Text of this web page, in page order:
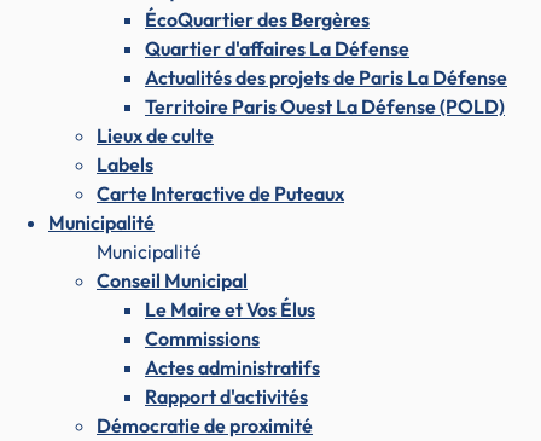
ÉcoQuartier des Bergères
Quartier d'affaires La Défense
Actualités des projets de Paris La Défense
Territoire Paris Ouest La Défense (POLD)
Lieux de culte
Labels
Carte Interactive de Puteaux
Municipalité
Municipalité
Conseil Municipal
Le Maire et Vos Élus
Commissions
Actes administratifs
Rapport d'activités
Démocratie de proximité